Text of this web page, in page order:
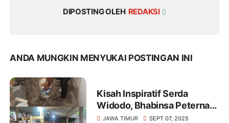
DIPOSTING OLEH REDAKSI
ANDA MUNGKIN MENYUKAI POSTINGAN INI
Kisah Inspiratif Serda
Widodo, Bhabinsa Peternak
Kambing Yang mendapat
JAWA TIMUR SEPT 07, 2025